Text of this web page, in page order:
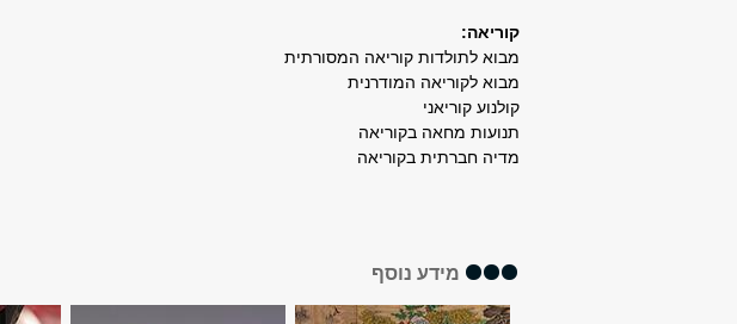
קוריאה:
מבוא לתולדות קוריאה המסורתית
מבוא לקוריאה המודרנית
קולנוע קוריאני
תנועות מחאה בקוריאה
מדיה חברתית בקוריאה
מידע נוסף